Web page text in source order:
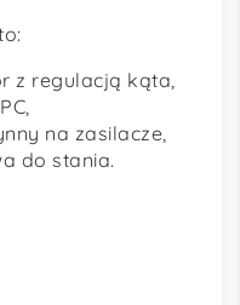
z regulacją kąta,
na zasilacze,
do stania.